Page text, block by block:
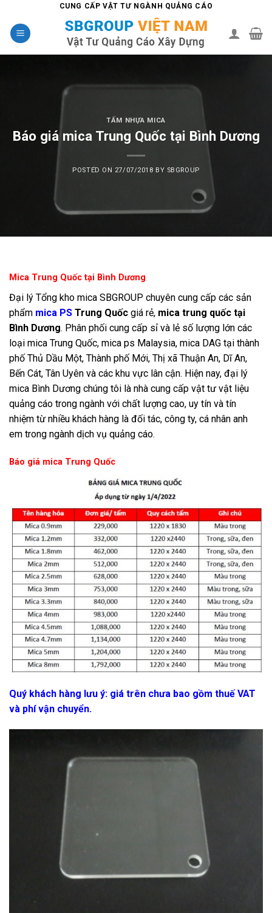
content
CUNG CẤP VẬT TƯ NGÀNH QUẢNG CÁO
TẤM NHỰA MICA
Báo giá mica Trung Quốc tại Bình Dương
POSTED ON 27/07/2018 BY SBGROUP
Mica Trung Quốc tại Bình Dương
Đại lý Tổng kho mica SBGROUP chuyên cung cấp các sản
phẩm mica PS Trung Quốc giá rẻ, mica trung quốc tại
Bình Dương. Phân phối cung cấp sỉ và lẻ số lượng lớn các
loại mica Trung Quốc, mica ps Malaysia, mica DAG tại thành
phố Thủ Dầu Một, Thành phố Mới, Thị xã Thuận An, Dĩ An,
Bến Cát, Tân Uyên và các khu vực lân cận. Hiện nay, đại lý
mica Bình Dương chúng tôi là nhà cung cấp vật tư vật liệu
quảng cáo trong ngành với chất lượng cao, uy tín và tín
nhiệm từ nhiều khách hàng là đối tác, công ty, cá nhân anh
em trong ngành dịch vụ quảng cáo.
Báo giá mica Trung Quốc
Quý khách hàng lưu ý: giá trên chưa bao gồm thuế VAT
và phí vận chuyển.